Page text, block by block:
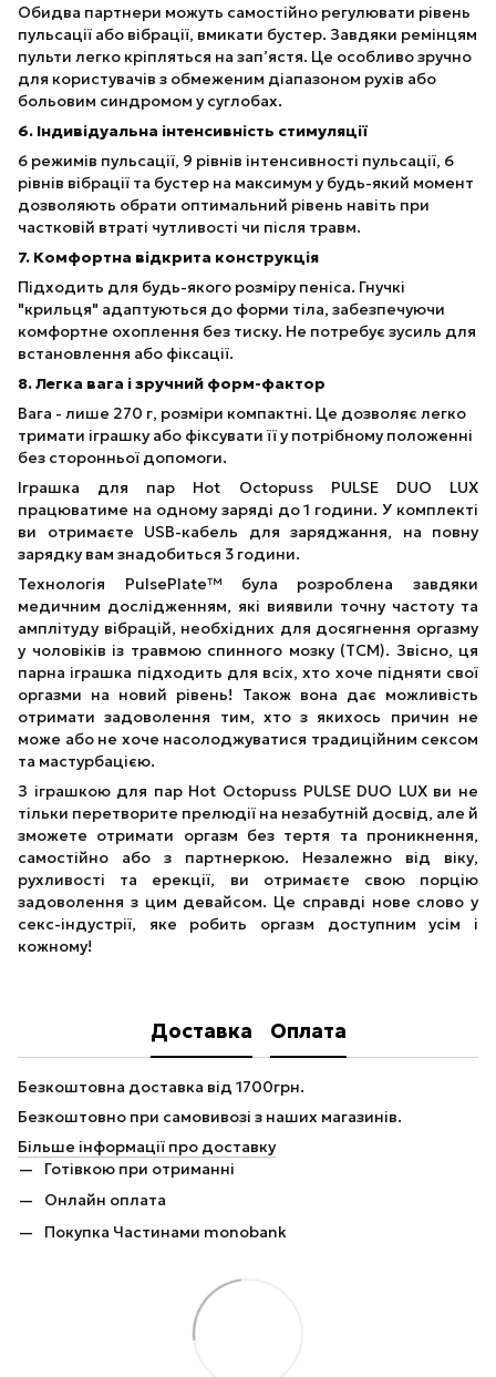
Обидва партнери можуть самостійно регулювати рівень
пульсації або вібрації, вмикати бустер. Завдяки ремінцям
пульти легко кріпляться на зап’ястя. Це особливо зручно
для користувачів з обмеженим діапазоном рухів або
больовим синдромом у суглобах.
6. Індивідуальна інтенсивність стимуляції
6 режимів пульсації, 9 рівнів інтенсивності пульсації, 6
рівнів вібрації та бустер на максимум у будь-який момент
дозволяють обрати оптимальний рівень навіть при
частковій втраті чутливості чи після травм.
7. Комфортна відкрита конструкція
Підходить для будь-якого розміру пеніса. Гнучкі
"крильця" адаптуються до форми тіла, забезпечуючи
комфортне охоплення без тиску. Не потребує зусиль для
встановлення або фіксації.
8. Легка вага і зручний форм-фактор
Вага - лише 270 г, розміри компактні. Це дозволяє легко
тримати іграшку або фіксувати її у потрібному положенні
без сторонньої допомоги.
Іграшка для пар Hot Octopuss PULSE DUO LUX
працюватиме на одному заряді до 1 години. У комплекті
ви отримаєте USB-кабель для заряджання, на повну
зарядку вам знадобиться 3 години.
Технологія PulsePlate™ була розроблена завдяки
медичним дослідженням, які виявили точну частоту та
амплітуду вібрацій, необхідних для досягнення оргазму
у чоловіків із травмою спинного мозку (ТСМ). Звісно, ця
парна іграшка підходить для всіх, хто хоче підняти свої
оргазми на новий рівень! Також вона дає можливість
отримати задоволення тим, хто з якихось причин не
може або не хоче насолоджуватися традиційним сексом
та мастурбацією.
З іграшкою для пар Hot Octopuss PULSE DUO LUX ви не
тільки перетворите прелюдії на незабутній досвід, але й
зможете отримати оргазм без тертя та проникнення,
самостійно або з партнеркою. Незалежно від віку,
рухливості та ерекції, ви отримаєте свою порцію
задоволення з цим девайсом. Це справді нове слово у
секс-індустрії, яке робить оргазм доступним усім і
кожному!
Доставка Оплата
Безкоштовна доставка від 1700грн.
Безкоштовно при самовивозі з наших магазинів.
Більше інформації про доставку
Готівкою при отриманні
Онлайн оплата
Покупка Частинами monobank